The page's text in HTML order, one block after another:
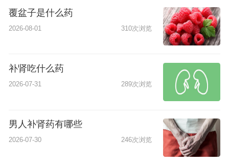
覆盆子是什么药
2026-08-01 310次浏览
补肾吃什么药
2026-07-31 289次浏览
男人补肾药有哪些
2026-07-30 246次浏览